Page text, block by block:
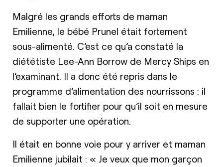
Malgré les grands efforts de maman
Emilienne, le bébé Prunel était fortement
sous-alimenté. C’est ce qu’a constaté la
diététiste Lee-Ann Borrow de Mercy Ships en
l’examinant. Il a donc été repris dans le
programme d’alimentation des nourrissons : il
fallait bien le fortifier pour qu’il soit en mesure
de supporter une opération.
Il était en bonne voie pour y arriver et maman
Emilienne jubilait : « Je veux que mon garçon